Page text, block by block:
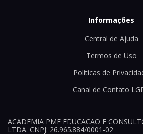
Informações
Central de Ajuda
Termos de Uso
Políticas de
Canal de Contato
ACADEMIA PME EDUCACAO E
LTDA. CNPJ: 26.965.884/0001-02